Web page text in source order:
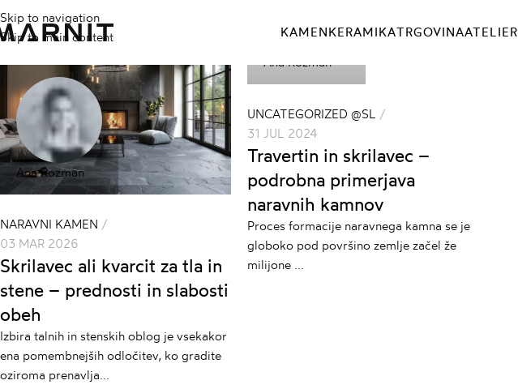
Skip to navigation
Skip to main content
KAMENKERAMIKATRGOVINAATELIER
Ana Rozman
NARAVNI KAMEN
03 MAR 2026
Skrilavec ali kvarcit za tla in
stene – prednosti in slabosti
obeh
Izbira talnih in stenskih oblog je vsekakor
ena pomembnejših odločitev, ko gradite
oziroma prenavlja...
Ana Rozman
UNCATEGORIZED @SL
31 JUL 2024
Travertin in skrilavec –
podrobna primerjava
naravnih kamnov
Proces formacije naravnega kamna se je
globoko pod površino zemlje začel že
milijone ...